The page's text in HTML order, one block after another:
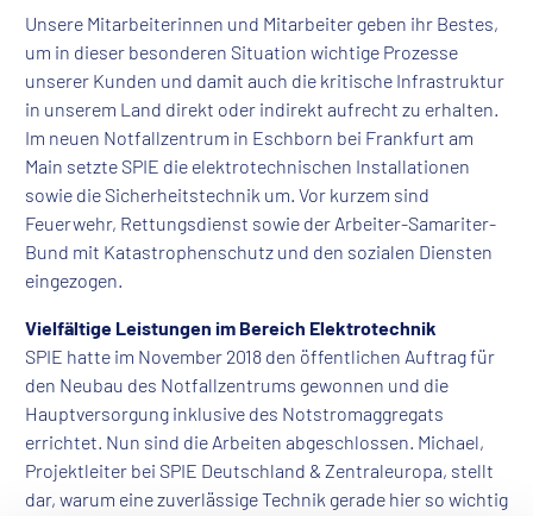
Unsere Mitarbeiterinnen und Mitarbeiter geben ihr Bestes,
um in dieser besonderen Situation wichtige Prozesse
unserer Kunden und damit auch die kritische Infrastruktur
in unserem Land direkt oder indirekt aufrecht zu erhalten.
Im neuen Notfallzentrum in Eschborn bei Frankfurt am
Main setzte SPIE die elektrotechnischen Installationen
sowie die Sicherheitstechnik um. Vor kurzem sind
Feuerwehr, Rettungsdienst sowie der Arbeiter-Samariter-
Bund mit Katastrophenschutz und den sozialen Diensten
eingezogen.
Vielfältige Leistungen im Bereich Elektrotechnik
SPIE hatte im November 2018 den öffentlichen Auftrag für
den Neubau des Notfallzentrums gewonnen und die
Hauptversorgung inklusive des Notstromaggregats
errichtet. Nun sind die Arbeiten abgeschlossen. Michael,
Projektleiter bei SPIE Deutschland & Zentraleuropa, stellt
dar, warum eine zuverlässige Technik gerade hier so wichtig